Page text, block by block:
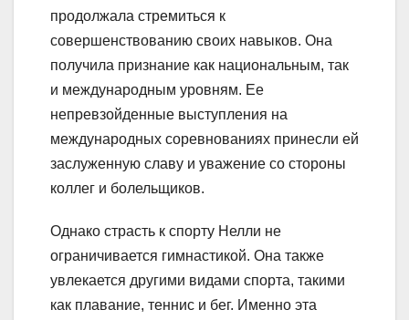
продолжала стремиться к
совершенствованию своих навыков. Она
получила признание как национальным, так
и международным уровням. Ее
непревзойденные выступления на
международных соревнованиях принесли ей
заслуженную славу и уважение со стороны
коллег и болельщиков.
Однако страсть к спорту Нелли не
ограничивается гимнастикой. Она также
увлекается другими видами спорта, такими
как плавание, теннис и бег. Именно эта